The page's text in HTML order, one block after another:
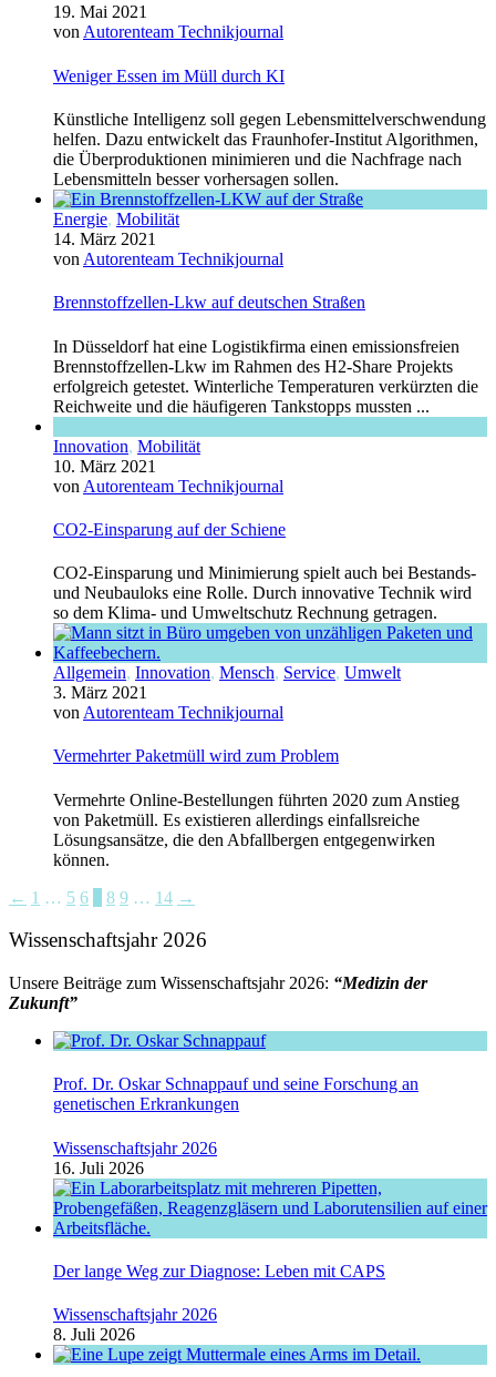
19. Mai 2021
vonAutorenteam Technikjournal
Weniger Essen im Müll durch KI
Künstliche Intelligenz soll gegen Lebensmittelverschwendung
helfen. Dazu entwickelt das Fraunhofer-Institut Algorithmen,
die Überproduktionen minimieren und die Nachfrage nach
Lebensmitteln besser vorhersagen sollen.
Energie, Mobilität
14. März 2021
von Autorenteam Technikjournal
Brennstoffzellen-Lkw auf deutschen Straßen
In Düsseldorf hat eine Logistikfirma einen emissionsfreien
Brennstoffzellen-Lkw im Rahmen des H2-Share Projekts
erfolgreich getestet. Winterliche Temperaturen verkürzten die
Reichweite und die häufigeren Tankstopps mussten ...
Innovation, Mobilität
10. März 2021
von Autorenteam Technikjournal
CO2-Einsparung auf der Schiene
CO2-Einsparung und Minimierung spielt auch bei Bestands-
und Neubauloks eine Rolle. Durch innovative Technik wird
so dem Klima- und Umweltschutz Rechnung getragen.
Allgemein, Innovation, Mensch, Service, Umwelt
3. März 2021
von Autorenteam Technikjournal
Vermehrter Paketmüll wird zum Problem
Vermehrte Online-Bestellungen führten 2020 zum Anstieg
von Paketmüll. Es existieren allerdings einfallsreiche
Lösungsansätze, die den Abfallbergen entgegenwirken
können.
← 1 … 5 6 8 9 … 14 →
Wissenschaftsjahr 2026
Unsere Beiträge zum Wissenschaftsjahr 2026: “Medizin der
Zukunft”
Prof. Dr. Oskar Schnappauf und seine Forschung an
genetischen Erkrankungen
Wissenschaftsjahr 2026
16. Juli 2026
Der lange Weg zur Diagnose: Leben mit CAPS
Wissenschaftsjahr 2026
8. Juli 2026